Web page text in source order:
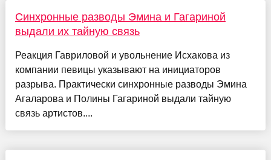
Синхронные разводы Эмина и Гагариной
выдали их тайную связь
Реакция Гавриловой и увольнение Исхакова из
компании певицы указывают на инициаторов
разрыва. Практически синхронные разводы Эмина
Агаларова и Полины Гагариной выдали тайную
связь артистов....